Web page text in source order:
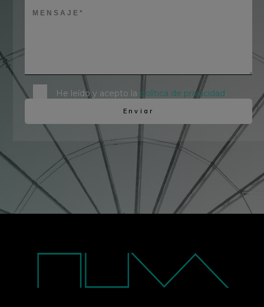
He leído y acepto la política de privacidad.